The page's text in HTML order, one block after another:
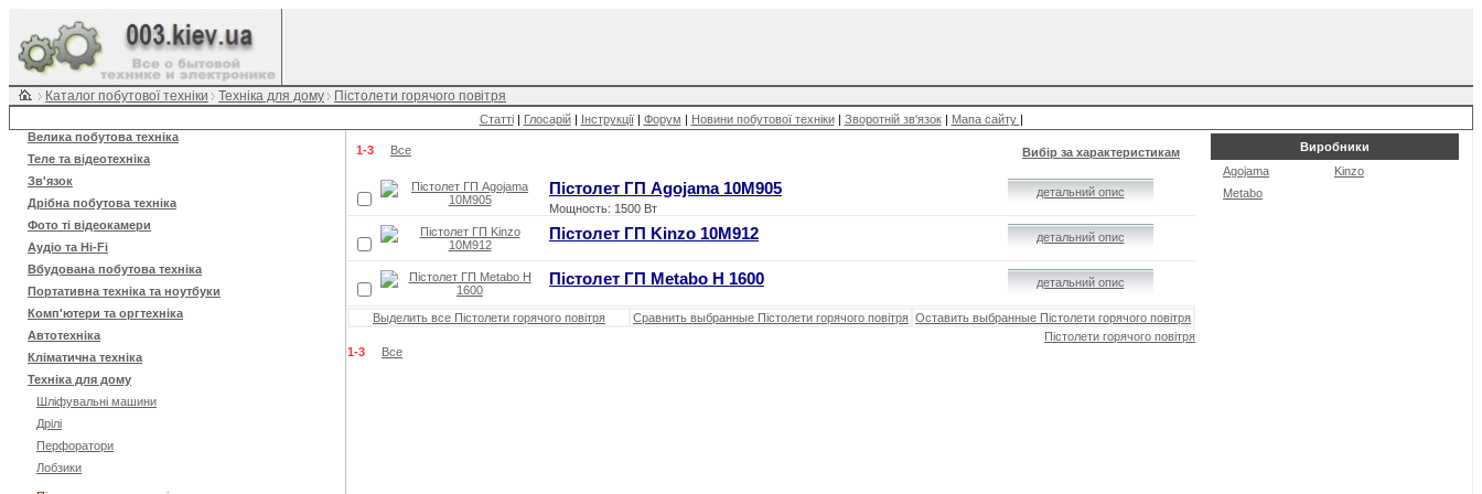
Каталог побутової техніки Техніка для дому Пістолети горячого повітря
Статті| Глосарій| Інструкції| Форум | Новини побутової техніки| Зворотній зв'язок| Мапа сайту |
Велика побутова техніка
Теле та відеотехніка
Зв'язок
Дрібна побутова техніка
Фото ті відеокамери
Аудіо та Hi-Fi
Вбудована побутова техніка
Портативна техніка та ноутбуки
Комп'ютери та оргтехніка
Автотехніка
Кліматична техніка
Техніка для дому
Шліфувальні машини
Дрілі
Перфоратори
Лобзики
1-3 Все Вибір за характеристикам
Пістолет ГП Agojama 10M905
Мощность: 1500 Вт
детальний опис
Пістолет ГП Kinzo 10M912 детальний опис
Пістолет ГП Metabo H 1600 детальний опис
Выделить все Пістолети горячого повітря Сравнить выбранные Пістолети горячого повітря Оставить выбранные Пістолети горячого повітря
Пістолети горячого повітря
1-3
Все
Виробники
Agojama
Kinzo
Metabo